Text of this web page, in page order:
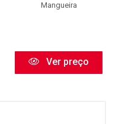
Mangueira
Ver preço